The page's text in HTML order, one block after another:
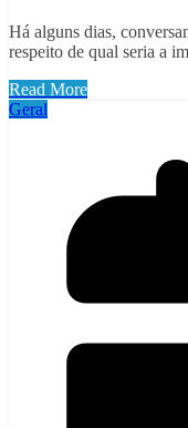
Há alguns dias,
respeito de qual seria a
Read More
Geral